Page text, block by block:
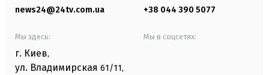
news24@24tv.com.ua +38 044 390 5077
Мы здесь:
г. Киев,
ул. Владимирская 61/11,
Мы в соцсетях: